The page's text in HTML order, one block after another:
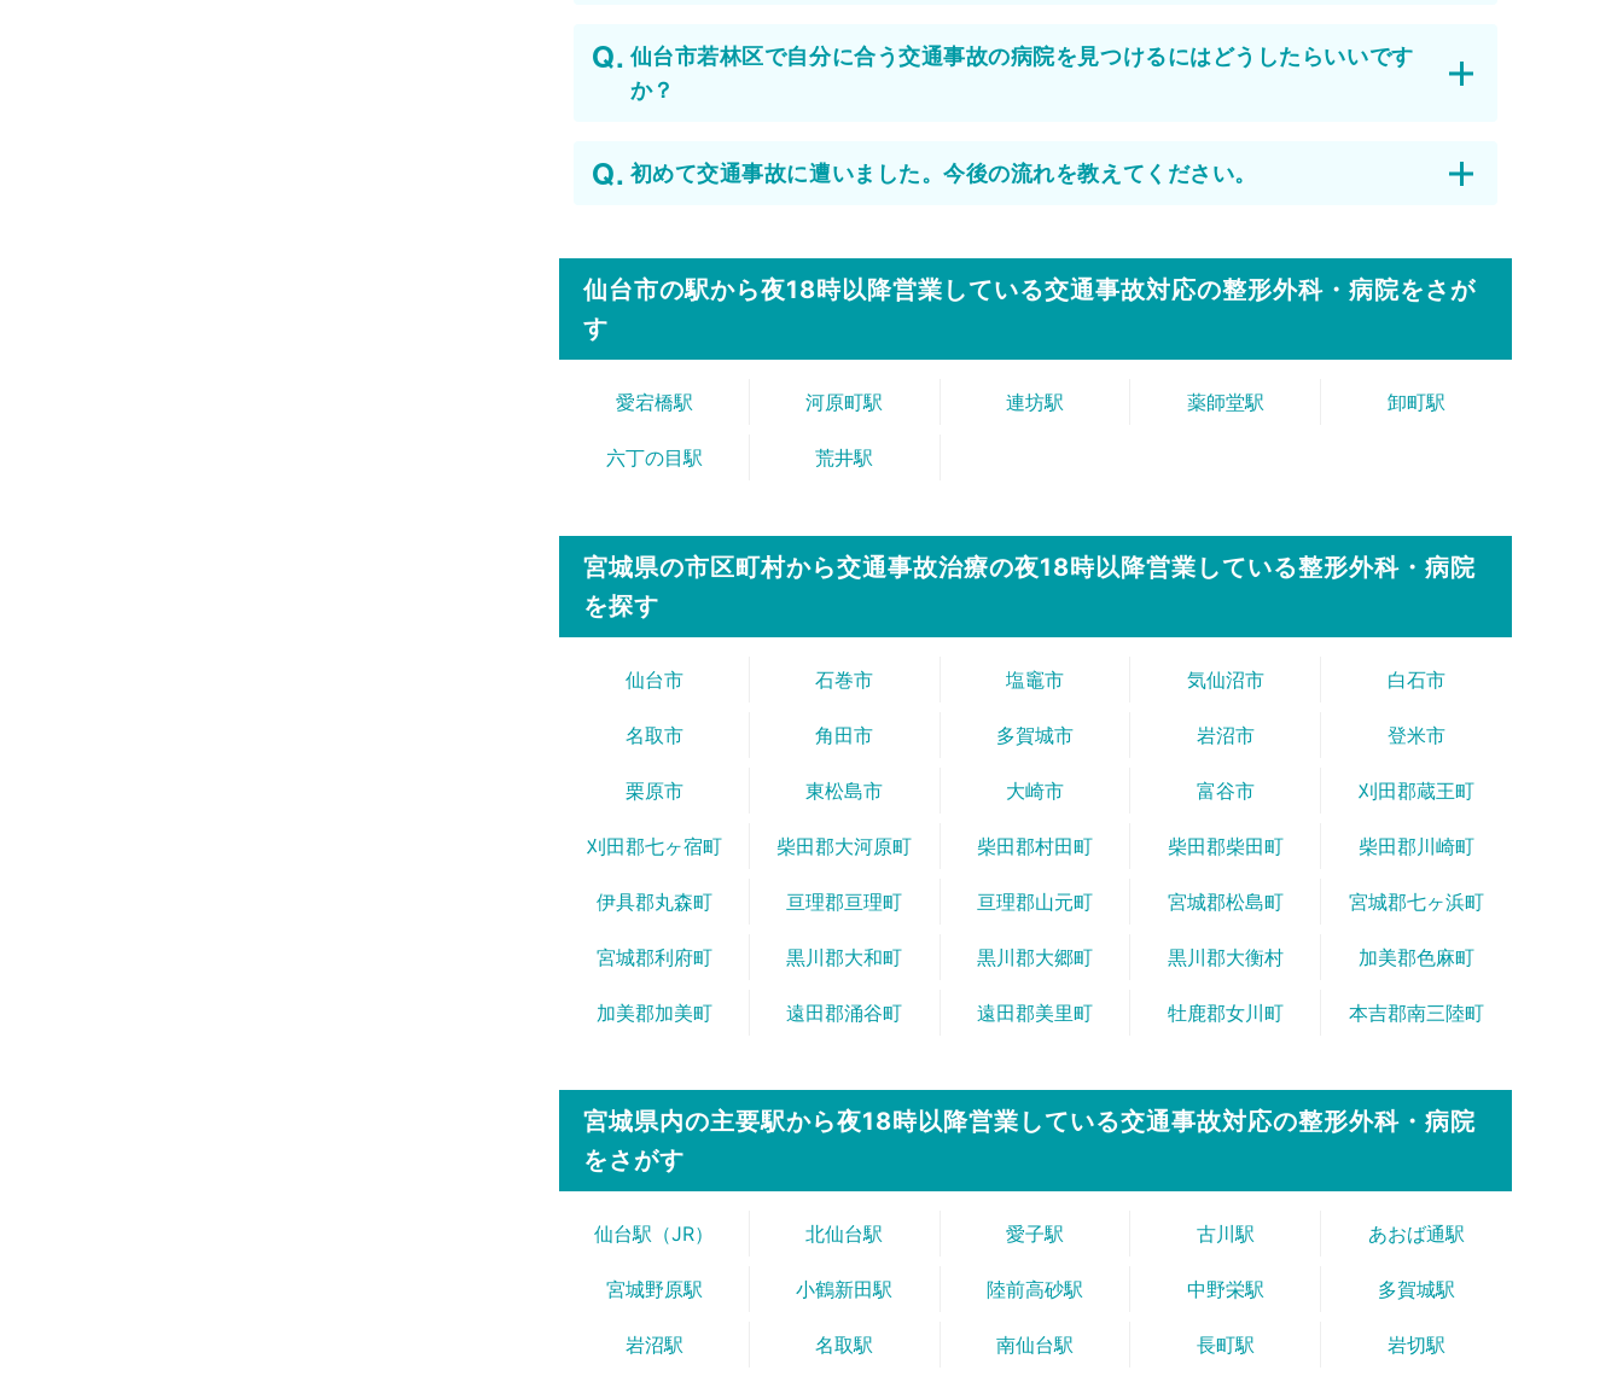
仙台市若林区で自分に合う交通事故の病院を見つけるにはどうしたらいいです
か？
初めて交通事故に遭いました。今後の流れを教えてください。
仙台市の駅から夜18時以降営業している交通事故対応の整形外科・病院をさが
す
愛宕橋駅 河原町駅 連坊駅 薬師堂駅 卸町駅
六丁の目駅 荒井駅
宮城県の市区町村から交通事故治療の夜18時以降営業している整形外科・病院
を探す
仙台市 石巻市 塩竈市 気仙沼市 白石市
名取市 角田市 多賀城市 岩沼市 登米市
栗原市 東松島市 大崎市 富谷市 刈田郡蔵王町
刈田郡七ヶ宿町 柴田郡大河原町 柴田郡村田町 柴田郡柴田町 柴田郡川崎町
伊具郡丸森町 亘理郡亘理町 亘理郡山元町 宮城郡松島町 宮城郡七ヶ浜町
宮城郡利府町 黒川郡大和町 黒川郡大郷町 黒川郡大衡村 加美郡色麻町
加美郡加美町 遠田郡涌谷町 遠田郡美里町 牡鹿郡女川町 本吉郡南三陸町
宮城県内の主要駅から夜18時以降営業している交通事故対応の整形外科・病院
をさがす
仙台駅（JR） 北仙台駅 愛子駅 古川駅 あおば通駅
宮城野原駅 小鶴新田駅 陸前高砂駅 中野栄駅 多賀城駅
岩沼駅 名取駅 南仙台駅 長町駅 岩切駅